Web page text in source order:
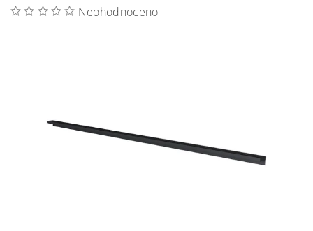
Neohodnoceno